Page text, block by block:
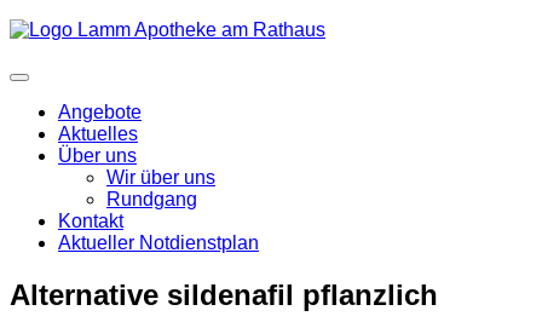
Angebote
Aktuelles
Über uns
Wir über uns
Rundgang
Kontakt
Aktueller Notdienstplan
Alternative sildenafil pflanzlich